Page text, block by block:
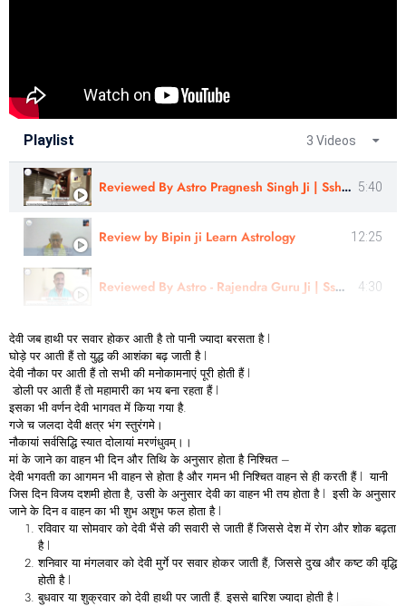
Playlist 3 Videos
Reviewed By Astro Pragnesh Singh Ji | Sshree Astro Vastu 5:40
Review by Bipin ji Learn Astrology 12:25
Reviewed By Astro - Rajendra Guru Ji | Sshree Astro Vastu 4:30
देवी जब हाथी पर सवार होकर आती है तो पानी ज्यादा बरसता है l
घोड़े पर आती हैं तो युद्ध की आशंका बढ़ जाती है l
देवी नौका पर आती हैं तो सभी की मनोकामनाएं पूरी होती हैं l
डोली पर आती हैं तो महामारी का भय बना रहता हैं l
इसका भी वर्णन देवी भागवत में किया गया है.
गजे च जलदा देवी क्षत्र भंग स्तुरंगमे।
नौकायां सर्वसिद्धि स्यात दोलायां मरणंधुवम्।।
मां के जाने का वाहन भी दिन और तिथि के अनुसार होता है निश्चित –
देवी भगवती का आगमन भी वाहन से होता है और गमन भी निश्चित वाहन से ही करती हैं l यानी
जिस दिन विजय दशमी होता है, उसी के अनुसार देवी का वाहन भी तय होता है l इसी के अनुसार
जाने के दिन व वाहन का भी शुभ अशुभ फल होता है l
रविवार या सोमवार को देवी भैंसे की सवारी से जाती हैं जिससे देश में रोग और शोक बढ़ता
है l
शनिवार या मंगलवार को देवी मुर्गे पर सवार होकर जाती हैं, जिससे दुख और कष्ट की वृद्धि
होती है l
बुधवार या शुक्रवार को देवी हाथी पर जाती हैं. इससे बारिश ज्यादा होती है l